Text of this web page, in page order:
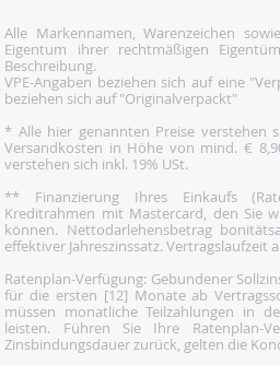
Alle Markennamen, Warenzeichen
Eigentum ihrer rechtmäßigen
Beschreibung.
VPE-Angaben beziehen sich auf eine
beziehen sich auf "Originalverpackt"
* Alle hier genannten Preise verstehen
Versandkosten in Höhe von mind. €
verstehen sich inkl. 19% USt.
** Finanzierung Ihres Einkaufs
Kreditrahmen mit Mastercard, den Sie
können. Nettodarlehensbetrag
effektiver Jahreszinssatz. Vertragslaufzeit
Ratenplan-Verfügung: Gebundener
für die ersten [12] Monate ab
müssen monatliche Teilzahlungen in
leisten. Führen Sie Ihre Ratenplan-
Zinsbindungsdauer zurück, gelten die